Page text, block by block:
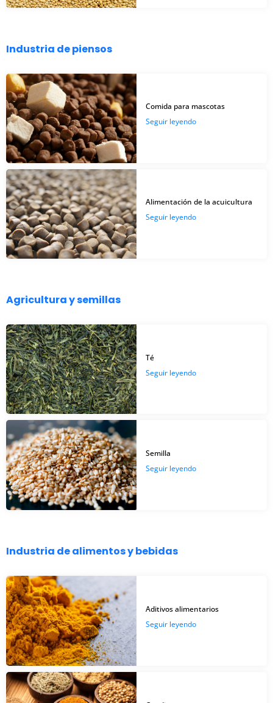
Industria de piensos
Comida para mascotas
Seguir leyendo
Alimentación de la acuicultura
Seguir leyendo
Agricultura y semillas
Té
Seguir leyendo
Semilla
Seguir leyendo
Industria de alimentos y bebidas
Aditivos alimentarios
Seguir leyendo